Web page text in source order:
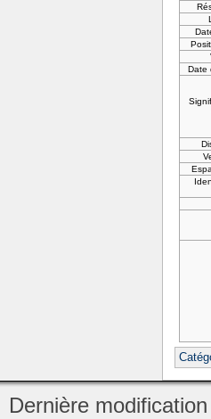
Date
Dernière